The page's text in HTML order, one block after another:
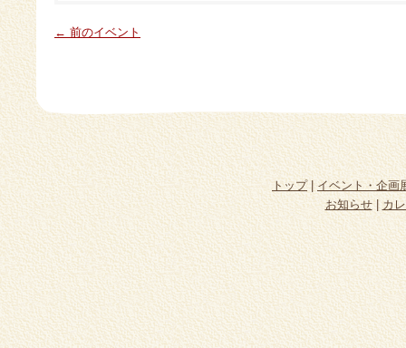
← 前のイベント
トップ|イベント・企画
お知らせ| カ